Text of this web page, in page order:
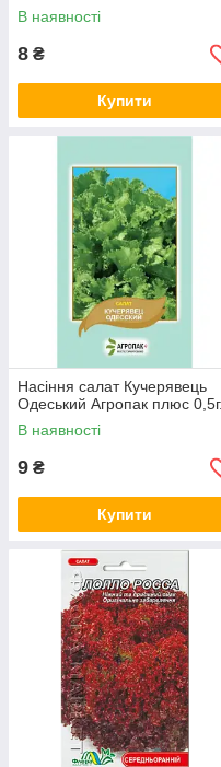
В наявності
8 ₴
Купити
Насіння салат Кучерявець
Одеський Агропак плюс 0,5г.
В наявності
9 ₴
Купити